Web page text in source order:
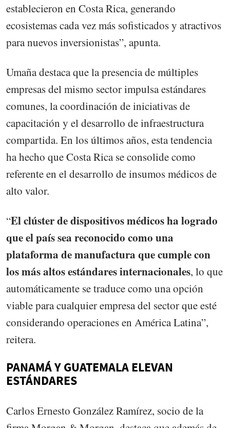
establecieron en Costa Rica, generando
ecosistemas cada vez más sofisticados y atractivos
para nuevos inversionistas”, apunta.
Umaña destaca que la presencia de múltiples
empresas del mismo sector impulsa estándares
comunes, la coordinación de iniciativas de
capacitación y el desarrollo de infraestructura
compartida. En los últimos años, esta tendencia
ha hecho que Costa Rica se consolide como
referente en el desarrollo de insumos médicos de
alto valor.
“El clúster de dispositivos médicos ha logrado
que el país sea reconocido como una
plataforma de manufactura que cumple con
los más altos estándares internacionales, lo que
automáticamente se traduce como una opción
viable para cualquier empresa del sector que esté
considerando operaciones en América Latina”,
reitera.
PANAMÁ Y GUATEMALA ELEVAN
ESTÁNDARES
Carlos Ernesto González Ramírez, socio de la